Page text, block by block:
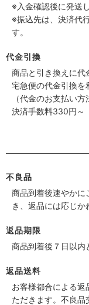
※入金確認後に発送し
※振込先は、決済代
す。
代金引換
商品と引き換えに代
宅急便の代金引換を
（代金のお支払い
決済手数料330円～
不良品
商品到着後速やかに
き、返品には応じか
返品期限
商品到着後７日以内
返品送料
お客様都合による
ただきます。不良品